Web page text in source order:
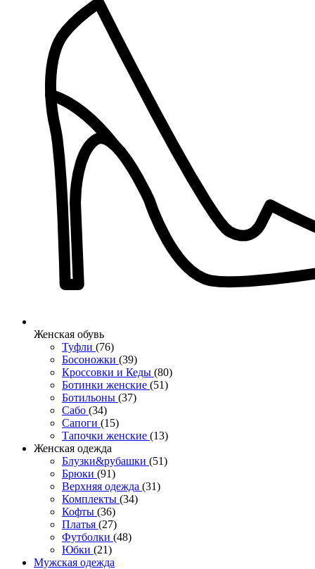
Женcкая обувь
Туфли (76)
Босоножки (39)
Кроссовки и Кеды (80)
Ботинки женские (51)
Ботильоны (37)
Сабо (34)
Сапоги (15)
Тапочки женские (13)
Женская одежда
Блузки&рубашки (51)
Брюки (91)
Верхняя одежда (31)
Комплекты (34)
Кофты (36)
Платья (27)
Футболки (48)
Юбки (21)
Мужская одежда